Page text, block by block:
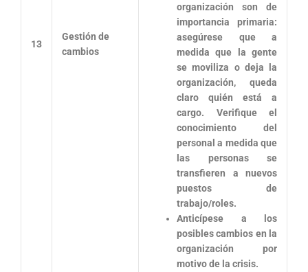
13
Gestión de
cambios
organización son de
importancia primaria:
asegúrese que a
medida que la gente
se moviliza o deja la
organización, queda
claro quién está a
cargo. Verifique el
conocimiento del
personal a medida que
las personas se
transfieren a nuevos
puestos de
trabajo/roles.
Anticípese a los
posibles cambios en la
organización por
motivo de la crisis.